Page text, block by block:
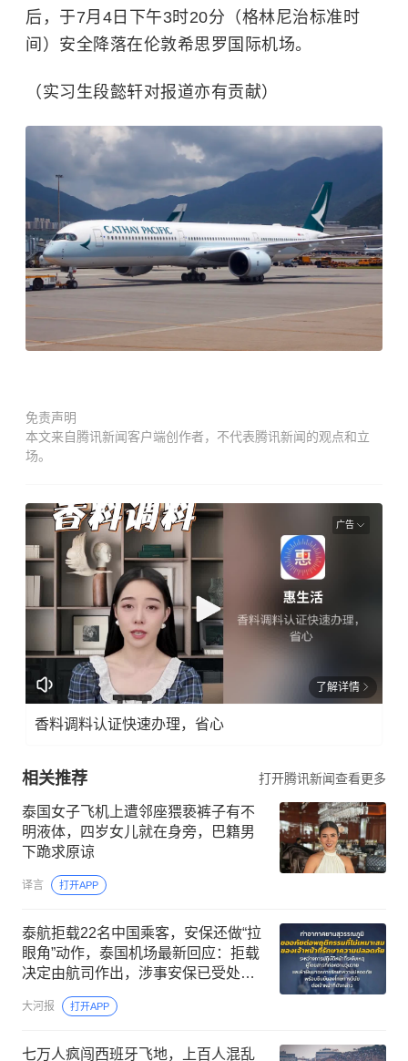
后，于7月4日下午3时20分（格林尼治标准时
间）安全降落在伦敦希思罗国际机场。
（实习生段懿轩对报道亦有贡献）
免责声明
本文来自腾讯新闻客户端创作者，不代表腾讯新闻的观点和立
场。
广告
了解详情
香料调料认证快速办理，省心
相关推荐 打开腾讯新闻查看更多
泰国女子飞机上遭邻座猥亵裤子有不
明液体，四岁女儿就在身旁，巴籍男
下跪求原谅
译言 打开APP
泰航拒载22名中国乘客，安保还做“拉
眼角”动作，泰国机场最新回应：拒载
决定由航司作出，涉事安保已受处
分；亲历者：承诺免费改签未兑现
大河报 打开APP
七万人疯闯西班牙飞地，上百人混乱